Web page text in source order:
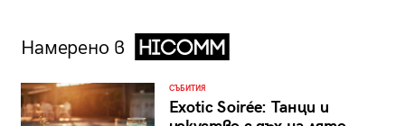
Намерено в
СЪБИТИЯ
Exotic Soirée: Танци и